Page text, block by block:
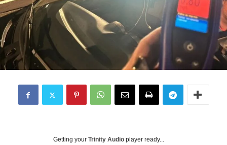
Getting your Trinity Audio player ready...